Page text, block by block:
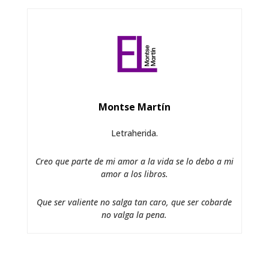
Montse Martín
Letraherida.
Creo que parte de mi amor a la vida se lo debo a mi
amor a los libros.
Que ser valiente no salga tan caro, que ser cobarde
no valga la pena.